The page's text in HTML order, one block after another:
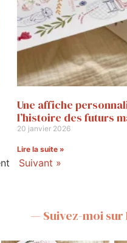
Une affiche
l’histoire des futurs
20 janvier 2026
Lire la suite »
Suivant »
— Suivez-moi